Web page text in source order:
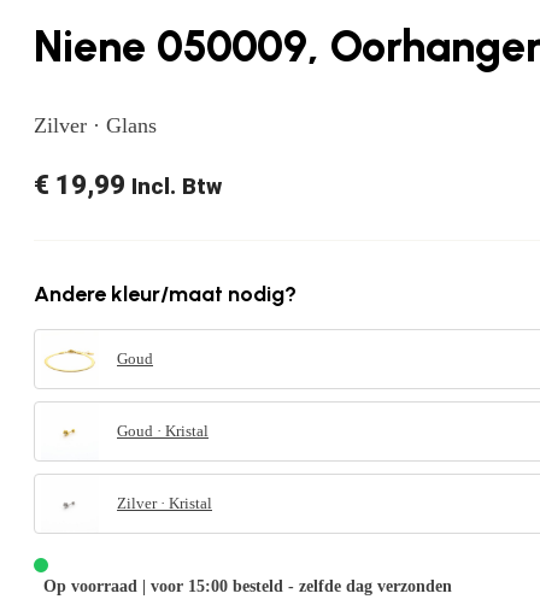
Niene 050009,
Zilver · Glans
€ 19,99 Incl. Btw
Andere kleur/maat nodig?
Goud
Goud · Kristal
Zilver · Kristal
Op voorraad | voor 15:00 besteld - zelfde dag verzonden